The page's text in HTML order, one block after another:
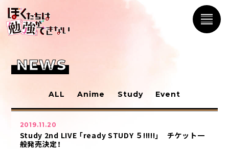
NEWS
ALL Anime Study Event
2019.11.20
Study 2nd LIVE 「ready STUDY ５!!!!!」 チケット一
般発売決定！